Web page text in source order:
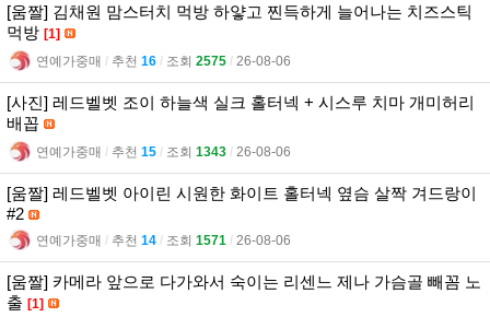
[움짤] 김채원 맘스터치 먹방 하얗고 찐득하게 늘어나는 치즈스틱
먹방 [1]
연예가중매 l 추천 16 l 조회 2575 l 26-08-06
[사진] 레드벨벳 조이 하늘색 실크 홀터넥 + 시스루 치마 개미허리
배꼽
연예가중매 l 추천 15 l 조회 1343 l 26-08-06
[움짤] 레드벨벳 아이린 시원한 화이트 홀터넥 옆슴 살짝 겨드랑이
#2
연예가중매 l 추천 14 l 조회 1571 l 26-08-06
[움짤] 카메라 앞으로 다가와서 숙이는 리센느 제나 가슴골 빼꼼 노
출 [1]